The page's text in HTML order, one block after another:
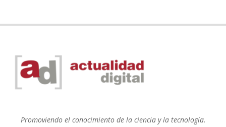
Promoviendo el conocimiento de la ciencia y la tecnología.